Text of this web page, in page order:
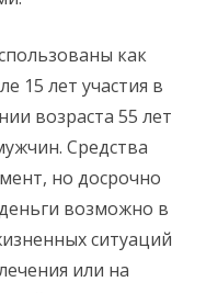
как
15 лет участия в
возраста 55 лет
Средства
но досрочно
возможно в
ситуаций
или на